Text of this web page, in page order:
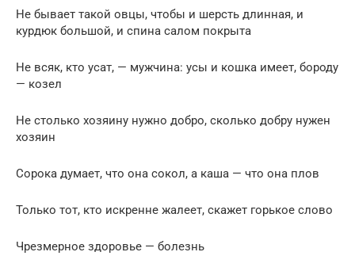
Не бывает такой овцы, чтобы и шерсть длинная, и
курдюк большой, и спина салом покрыта
Не всяк, кто усат, — мужчина: усы и кошка имеет, бороду
— козел
Не столько хозяину нужно добро, сколько добру нужен
хозяин
Сорока думает, что она сокол, а каша — что она плов
Только тот, кто искренне жалеет, скажет горькое слово
Чрезмерное здоровье — болезнь